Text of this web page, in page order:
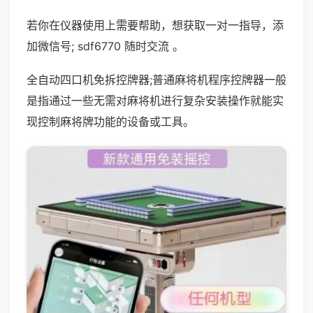
若你在仪器使用上需要帮助，想获取一对一指导，添
加微信号; sdf6770 随时交流 。
全自动四口机免拆控牌器;普通麻将机程序控牌器一般
是指通过一些无需对麻将机进行复杂安装操作就能实
现控制麻将牌功能的设备或工具。